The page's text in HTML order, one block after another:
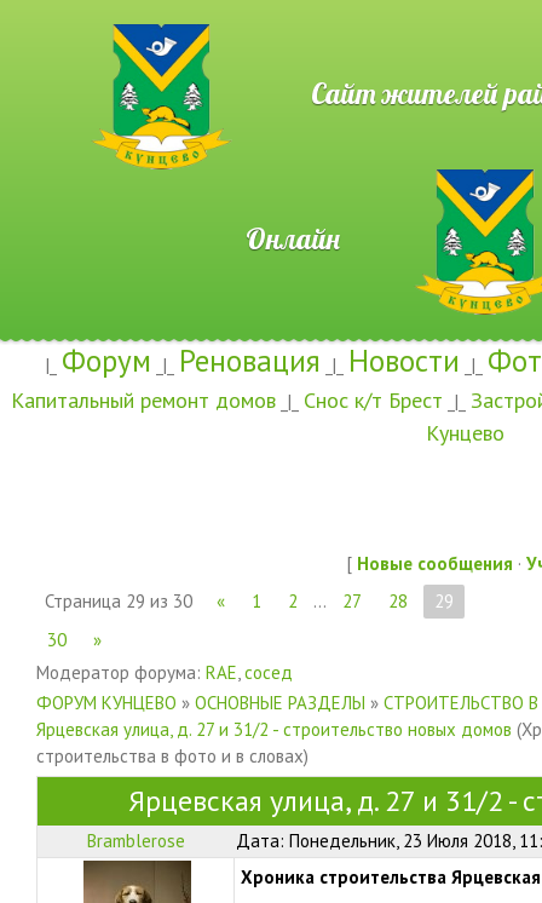
Сайт жителей
Онлайн
|_ Форум _|_ Реновация _|_ Новости _|_
Капитальный ремонт домов _|_ Снос к/т Брест _|_
Кунцево
[ Новые сообщения ·
Страница 29 из 30 « 1 2 … 27 28
29
30
»
Модератор форума: RAE,сосед
ФОРУМ КУНЦЕВО » ОСНОВНЫЕ РАЗДЕЛЫ » СТРОИТЕЛЬСТВО
Ярцевская улица, д. 27 и 31/2 - строительство новых домов
строительства в фото и в словах)
Ярцевская улица, д. 27 и 31/2 -
Bramblerose Дата: Понедельник, 23 Июля 2018,
Хроника строительства